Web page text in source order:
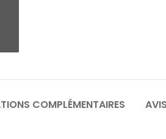
COMPLÉMENTAIRES